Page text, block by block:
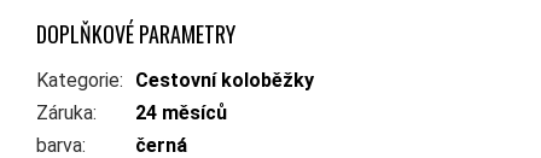
DOPLŇKOVÉ PARAMETRY
Kategorie:
Cestovní koloběžky
Záruka:
24 měsíců
barva: černá